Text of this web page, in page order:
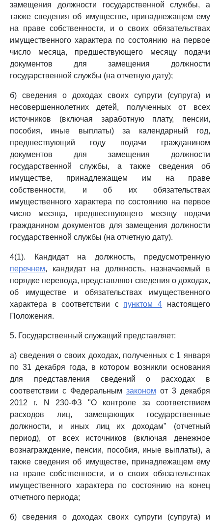
замещения должности государственной службы, а
также сведения об имуществе, принадлежащем ему
на праве собственности, и о своих обязательствах
имущественного характера по состоянию на первое
число месяца, предшествующего месяцу подачи
документов для замещения должности
государственной службы (на отчетную дату);
б) сведения о доходах своих супруги (супруга) и
несовершеннолетних детей, полученных от всех
источников (включая заработную плату, пенсии,
пособия, иные выплаты) за календарный год,
предшествующий году подачи гражданином
документов для замещения должности
государственной службы, а также сведения об
имуществе, принадлежащем им на праве
собственности, и об их обязательствах
имущественного характера по состоянию на первое
число месяца, предшествующего месяцу подачи
гражданином документов для замещения должности
государственной службы (на отчетную дату).
4(1). Кандидат на должность, предусмотренную
перечнем, кандидат на должность, назначаемый в
порядке перевода, представляют сведения о доходах,
об имуществе и обязательствах имущественного
характера в соответствии с пунктом 4 настоящего
Положения.
5. Государственный служащий представляет:
а) сведения о своих доходах, полученных с 1 января
по 31 декабря года, в котором возникли основания
для представления сведений о расходах в
соответствии с Федеральным законом от 3 декабря
2012 г. N 230-ФЗ "О контроле за соответствием
расходов лиц, замещающих государственные
должности, и иных лиц их доходам" (отчетный
период), от всех источников (включая денежное
вознаграждение, пенсии, пособия, иные выплаты), а
также сведения об имуществе, принадлежащем ему
на праве собственности, и о своих обязательствах
имущественного характера по состоянию на конец
отчетного периода;
б) сведения о доходах своих супруги (супруга) и